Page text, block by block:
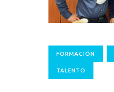
FORMACIÓN
TALENTO